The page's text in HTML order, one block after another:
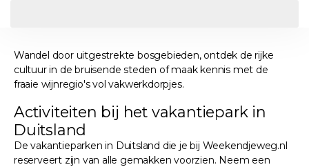
Wandel door uitgestrekte bosgebieden, ontdek de rijke
cultuur in de bruisende steden of maak kennis met de
fraaie wijnregio's vol vakwerkdorpjes.
Activiteiten bij het vakantiepark in
Duitsland
De vakantieparken in Duitsland die je bij Weekendjeweg.nl
reserveert zijn van alle gemakken voorzien. Neem een